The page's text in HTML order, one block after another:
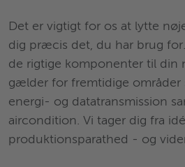
Det er vigtigt for os at lytte
dig præcis det, du har brug
de rigtige komponenter til din
gælder for fremtidige områder
energi- og datatransmission
aircondition. Vi tager dig fra
produktionsparathed - og